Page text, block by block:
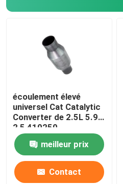
Visite de l'usine
Contrôle de la qualité
Nous contacter
Demandez un devis
écoulement élevé
universel Cat Catalytic
Converter de 2.5L 5.9L
2,5 410250
meilleur prix
Contact